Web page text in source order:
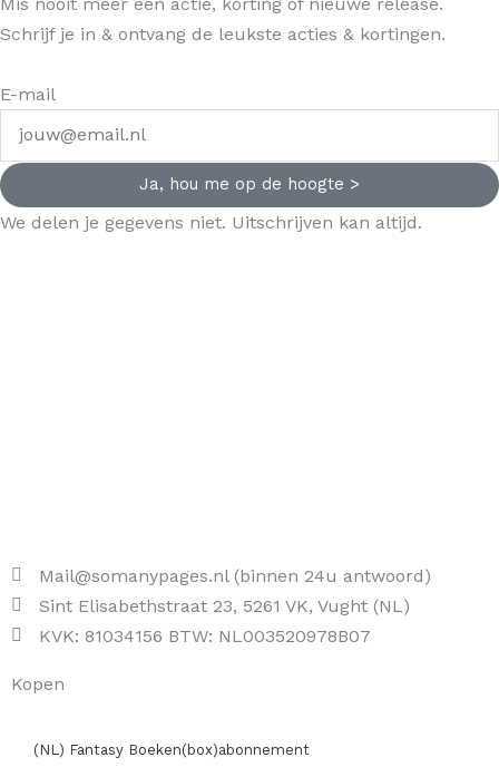
Schrijf je in & ontvang de leukste acties & kortingen.
E-mail
Ja, hou me op de hoogte >
We delen je gegevens niet. Uitschrijven kan altijd.
Mail@somanypages.nl (binnen 24u antwoord)
Sint Elisabethstraat 23, 5261 VK, Vught (NL)
KVK: 81034156 BTW: NL003520978B07
Kopen
(NL) Fantasy Boeken(box)abonnement